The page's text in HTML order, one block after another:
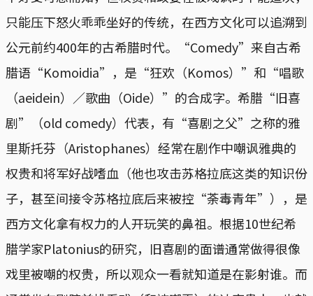
只能压下怒火乖乖坐好的传统，在西方文化可以追溯到
公元前约400年的古希腊时代。“Comedy”来自古希
腊语“Komoidia”，是“狂欢（Komos）”和“唱歌
（aeidein）／歌曲（Oide）”的合成字。希腊“旧喜
剧”（old comedy）代表，有“喜剧之父”之称的雅
里斯托芬（Aristophanes）经常在剧作中嘲讽雅典的
权贵和将军好战嗜血（他也攻击苏格拉底这类的知识份
子，甚至间接令苏格拉底后来被控“荼毒青年”），是
西方文化拿有权力的人开玩笑的鼻祖。根据10世纪希
腊学家Platonius的研究，旧喜剧的面谱通常做得很像
戏里被嘲的权贵，所以观众一看就知道是在影射谁。而